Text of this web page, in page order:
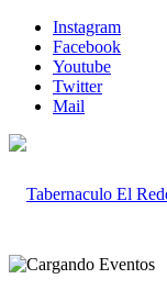
Instagram
Facebook
Youtube
Twitter
Mail